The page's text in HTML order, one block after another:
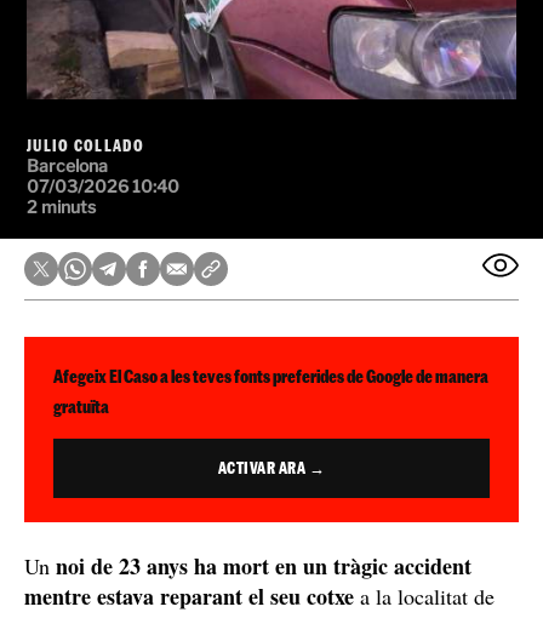
JULIO COLLADO
Barcelona
07/03/2026 10:40
2 minuts
Afegeix El Caso a les teves fonts preferides de Google de manera
gratuïta
ACTIVAR ARA →
Un noi de 23 anys ha mort en un tràgic accident
mentre estava reparant el seu cotxe a la localitat de